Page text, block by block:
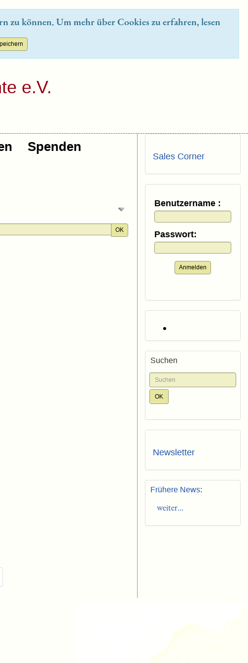
zu können. Um mehr über Cookies zu erfahren, lesen
e.V.
Spenden
OK
Sales Corner
Benutzername :
Passwort:
Anmelden
Suchen
Newsletter
Frühere News:
weiter...